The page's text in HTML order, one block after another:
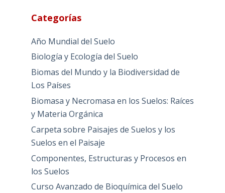
Categorías
Año Mundial del Suelo
Biología y Ecología del Suelo
Biomas del Mundo y la Biodiversidad de
Los Países
Biomasa y Necromasa en los Suelos: Raíces
y Materia Orgánica
Carpeta sobre Paisajes de Suelos y los
Suelos en el Paisaje
Componentes, Estructuras y Procesos en
los Suelos
Curso Avanzado de Bioquímica del Suelo